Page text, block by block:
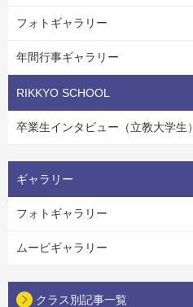
フォトギャラリー
年間行事ギャラリー
RIKKYO SCHOOL
卒業生インタビュー（立教大学生）
ギャラリー
フォトギャラリー
ムービギャラリー
クラス別記事一覧